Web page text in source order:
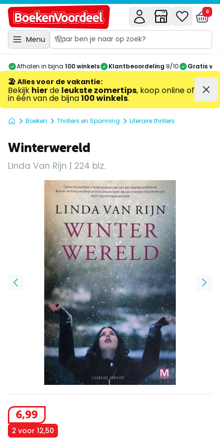
Menu
0
Afhalen in bijna 100 winkels Klantbeoordeling 9/10 Gratis
🏖️ Alles voor de vakantie:
Bekijk hierde leukste zomertips, koop online of
in één van de bijna100 winkels.
Boeken Thrillers en Spanning Literaire thrillers
Winterwereld
Linda Van Rijn | 224 blz.
6,99
2 voor 12,50